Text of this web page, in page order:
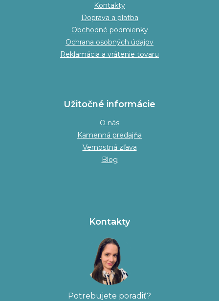
Kontakty
Doprava a platba
Obchodné podmienky
Ochrana osobných údajov
Reklamácia a vrátenie tovaru
Užitočné informácie
O nás
Kamenná predajňa
Vernostná zľava
Blog
Kontakty
Potrebujete poradiť?